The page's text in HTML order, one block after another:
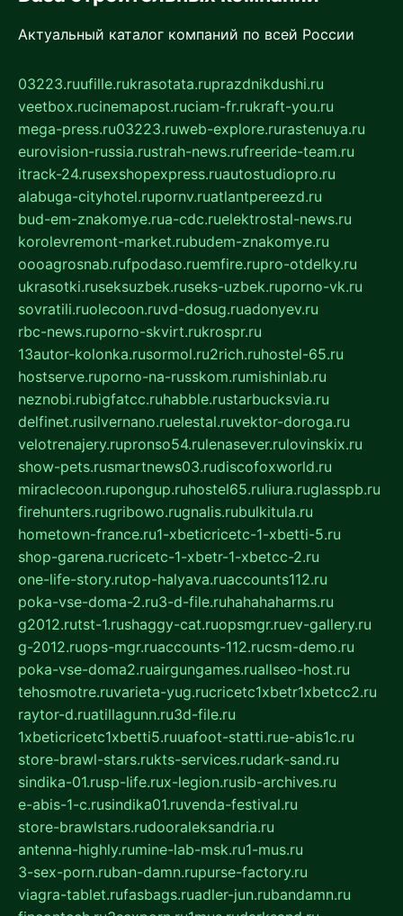
Актуальный каталог компаний по всей России
03223.ruufille.rukrasotata.ruprazdnikdushi.ru
veetbox.rucinemapost.ruciam-fr.rukraft-you.ru
mega-press.ru03223.ruweb-explore.rurastenuya.ru
eurovision-russia.rustrah-news.rufreeride-team.ru
itrack-24.rusexshopexpress.ruautostudiopro.ru
alabuga-cityhotel.rupornv.ruatlantpereezd.ru
bud-em-znakomye.rua-cdc.ruelektrostal-news.ru
korolevremont-market.rubudem-znakomye.ru
oooagrosnab.rufpodaso.ruemfire.rupro-otdelky.ru
ukrasotki.ruseksuzbek.ruseks-uzbek.ruporno-vk.ru
sovratili.ruolecoon.ruvd-dosug.ruadonyev.ru
rbc-news.ruporno-skvirt.rukrospr.ru
13autor-kolonka.rusormol.ru2rich.ruhostel-65.ru
hostserve.ruporno-na-russkom.rumishinlab.ru
neznobi.rubigfatcc.ruhabble.rustarbucksvia.ru
delfinet.rusilvernano.ruelestal.ruvektor-doroga.ru
velotrenajery.rupronso54.rulenasever.rulovinskix.ru
show-pets.rusmartnews03.rudiscofoxworld.ru
miraclecoon.rupongup.ruhostel65.ruliura.ruglasspb.ru
firehunters.rugribowo.rugnalis.rubulkitula.ru
hometown-france.ru1-xbeticricetc-1-xbetti-5.ru
shop-garena.rucricetc-1-xbetr-1-xbetcc-2.ru
one-life-story.rutop-halyava.ruaccounts112.ru
poka-vse-doma-2.ru3-d-file.ruhahahaharms.ru
g2012.rutst-1.rushaggy-cat.ruopsmgr.ruev-gallery.ru
g-2012.ruops-mgr.ruaccounts-112.rucsm-demo.ru
poka-vse-doma2.ruairgungames.ruallseo-host.ru
tehosmotre.ruvarieta-yug.rucricetc1xbetr1xbetcc2.ru
raytor-d.ruatillagunn.ru3d-file.ru
1xbeticricetc1xbetti5.ruuafoot-statti.rue-abis1c.ru
store-brawl-stars.rukts-services.rudark-sand.ru
sindika-01.rusp-life.rux-legion.rusib-archives.ru
e-abis-1-c.rusindika01.ruvenda-festival.ru
store-brawlstars.rudooraleksandria.ru
antenna-highly.rumine-lab-msk.ru1-mus.ru
3-sex-porn.ruban-damn.rupurse-factory.ru
viagra-tablet.rufasbags.ruadler-jun.rubandamn.ru